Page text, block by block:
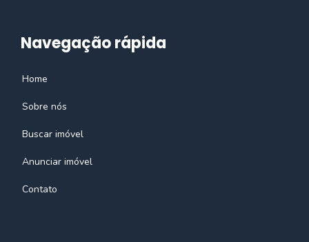
Navegação rápida
Home
Sobre nós
Buscar imóvel
Anunciar imóvel
Contato